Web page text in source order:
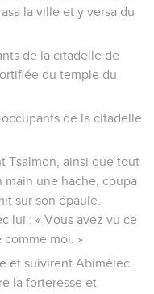
la ville et y versa du
de la citadelle de
du temple du
de la citadelle
Tsalmon, ainsi que tout
une hache, coupa
sur son épaule.
lui : « Vous avez vu ce
moi. »
et suivirent Abimélec.
la forteresse et